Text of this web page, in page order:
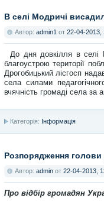
В селі Модричі
Автор: admin1 от 22-04-2013,
До дня довкілля в селі
благоустрою території
Дрогобицький лісгосп
села силами
вчячність громаді села за
Категорія: Інформація
Розпорядження голови
Автор: admin от 22-04-2013,
Про відбір громадян